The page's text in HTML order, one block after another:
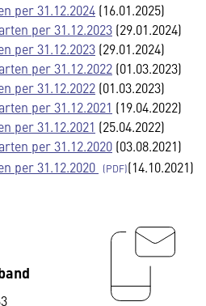
per 31.12.2024 (16.01.2025)
per 31.12.2023 (29.01.2024)
per 31.12.2023 (29.01.2024)
per 31.12.2022 (01.03.2023)
per 31.12.2022 (01.03.2023)
per 31.12.2021 (19.04.2022)
per 31.12.2021 (25.04.2022)
per 31.12.2020 (03.08.2021)
per 31.12.2020
(14.10.2021)